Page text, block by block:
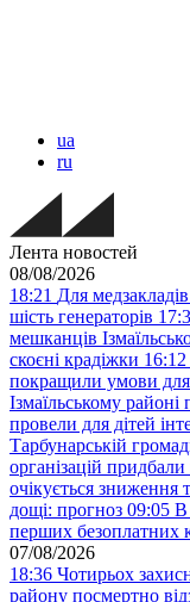
ua
ru
Лента новостей
08/08/2026
18:21 Для
шість генераторів
мешканців
скоєні крадіжки 16:12
покращили умови для
Ізмаїльському районі
провели для дітей
Тарбунарській
організацій
очікується зниження
дощі: прогноз 09:05 В
перших безоплатних
07/08/2026
18:36 Чотирьох
району посмертно